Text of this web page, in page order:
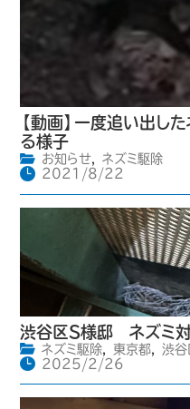
【動画】一度追い出し
る様子
お知らせ,
ネズミ駆除
2021/8/22
渋谷区S様邸 ネズミ
ネズミ駆除, 東京都,
渋谷
2025/2/26